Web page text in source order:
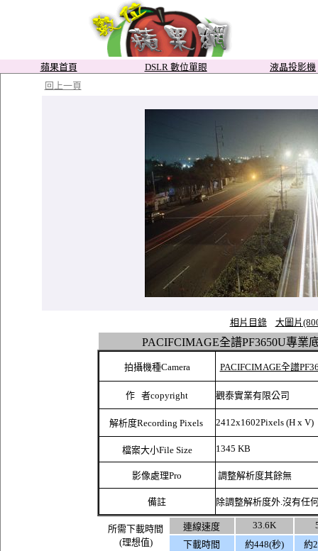
蘋果首頁 DSLR 數位單眼
液晶投影機
回上一頁
相片目錄 大圖片
PACIFCIMAGE全譜PF3650U專業
拍攝機種Camera PACIFCIMAGE全譜
作 者copyright 觀泰實業有限公司
解析度Recording Pixels 2412x1602Pixels (H x V)
檔案大小File Size 1345 KB
影像處理Pro 調整解析度其餘無
備註 除調整解析度外.沒有任
所需下載時間
(理想值)
連線速度 33.6K
下載時間
約448(秒) 約